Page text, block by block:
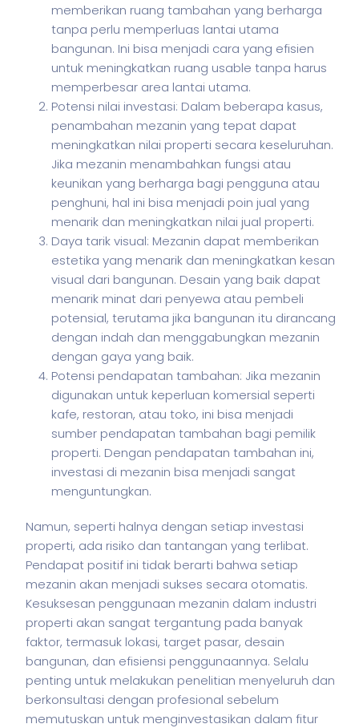
memberikan ruang tambahan yang berharga
tanpa perlu memperluas lantai utama
bangunan. Ini bisa menjadi cara yang efisien
untuk meningkatkan ruang usable tanpa harus
memperbesar area lantai utama.
Potensi nilai investasi: Dalam beberapa kasus,
penambahan mezanin yang tepat dapat
meningkatkan nilai properti secara keseluruhan.
Jika mezanin menambahkan fungsi atau
keunikan yang berharga bagi pengguna atau
penghuni, hal ini bisa menjadi poin jual yang
menarik dan meningkatkan nilai jual properti.
Daya tarik visual: Mezanin dapat memberikan
estetika yang menarik dan meningkatkan kesan
visual dari bangunan. Desain yang baik dapat
menarik minat dari penyewa atau pembeli
potensial, terutama jika bangunan itu dirancang
dengan indah dan menggabungkan mezanin
dengan gaya yang baik.
Potensi pendapatan tambahan: Jika mezanin
digunakan untuk keperluan komersial seperti
kafe, restoran, atau toko, ini bisa menjadi
sumber pendapatan tambahan bagi pemilik
properti. Dengan pendapatan tambahan ini,
investasi di mezanin bisa menjadi sangat
menguntungkan.
Namun, seperti halnya dengan setiap investasi
properti, ada risiko dan tantangan yang terlibat.
Pendapat positif ini tidak berarti bahwa setiap
mezanin akan menjadi sukses secara otomatis.
Kesuksesan penggunaan mezanin dalam industri
properti akan sangat tergantung pada banyak
faktor, termasuk lokasi, target pasar, desain
bangunan, dan efisiensi penggunaannya. Selalu
penting untuk melakukan penelitian menyeluruh dan
berkonsultasi dengan profesional sebelum
memutuskan untuk menginvestasikan dalam fitur